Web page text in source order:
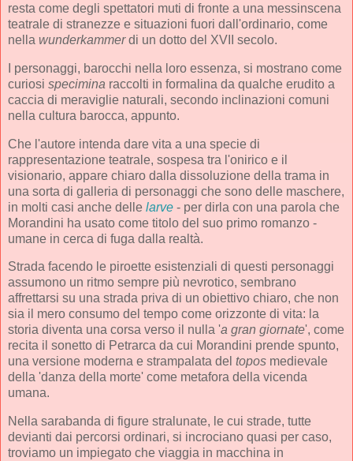
resta come degli spettatori muti di fronte a una messinscena
teatrale di stranezze e situazioni fuori dall'ordinario, come
nella wunderkammerdi un dotto del XVII secolo.
I personaggi, barocchi nella loro essenza, si mostrano come
curiosi specimina raccolti in formalina da qualche erudito a
caccia di meraviglie naturali, secondo inclinazioni comuni
nella cultura barocca, appunto.
Che l'autore intenda dare vita a una specie di
rappresentazione teatrale, sospesa tra l'onirico e il
visionario, appare chiaro dalla dissoluzione della trama in
una sorta di galleria di personaggi che sono delle maschere,
in molti casi anche delle larve - per dirla con una parola che
Morandini ha usato come titolo del suo primo romanzo -
umane in cerca di fuga dalla realtà.
Strada facendo le piroette esistenziali di questi personaggi
assumono un ritmo sempre più nevrotico, sembrano
affrettarsi su una strada priva di un obiettivo chiaro, che non
sia il mero consumo del tempo come orizzonte di vita: la
storia diventa una corsa verso il nulla 'a gran giornate', come
recita il sonetto di Petrarca da cui Morandini prende spunto,
una versione moderna e strampalata del topos medievale
della 'danza della morte' come metafora della vicenda
umana.
Nella sarabanda di figure stralunate, le cui strade, tutte
devianti dai percorsi ordinari, si incrociano quasi per caso,
troviamo un impiegato che viaggia in macchina in